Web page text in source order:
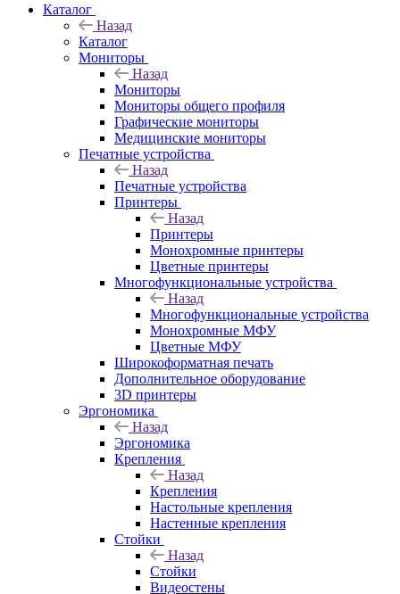
Каталог
Назад
Каталог
Мониторы
Назад
Мониторы
Мониторы общего профиля
Графические мониторы
Медицинские мониторы
Печатные устройства
Назад
Печатные устройства
Принтеры
Назад
Принтеры
Моноxромныe принтеры
Цвeтныe принтеры
Многофункциональные устройства
Назад
Многофункциональные устройства
Монохромные МФУ
Цветные МФУ
Широкоформатная печать
Дополнительное оборудование
3D принтеры
Эргономика
Назад
Эргономика
Крепления
Назад
Крепления
Настольные крепления
Настенные крепления
Стойки
Назад
Стойки
Видеостены